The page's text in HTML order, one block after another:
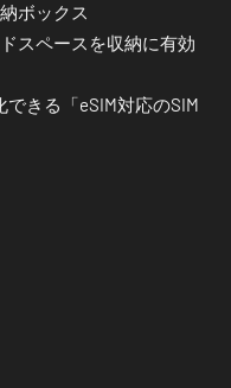
ボックス
スペースを収納に有効
きる「eSIM対応のSIM